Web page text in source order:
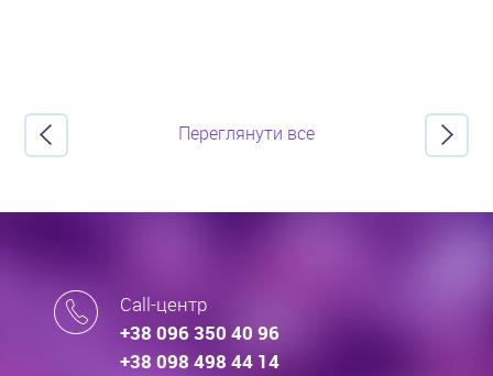
Переглянути все
Call-центр
+38 096 350 40 96
+38 098 498 44 14